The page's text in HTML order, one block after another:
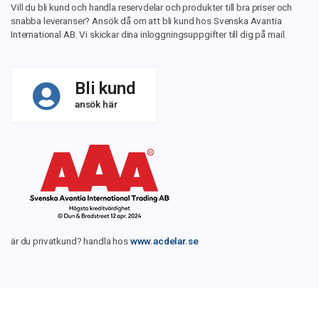
Vill du bli kund och handla reservdelar och produkter till bra priser och
snabba leveranser? Ansök då om att bli kund hos Svenska Avantia
International AB. Vi skickar dina inloggningsuppgifter till dig på mail.
Bli kund
ansök här
är du privatkund? handla hoswww.acdelar.se